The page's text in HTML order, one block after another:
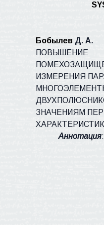
Бобылев Д. А.
ПОВЫШЕНИЕ
ИЗМЕРЕНИЯ
ЗНАЧЕНИЯМ
Аннотация